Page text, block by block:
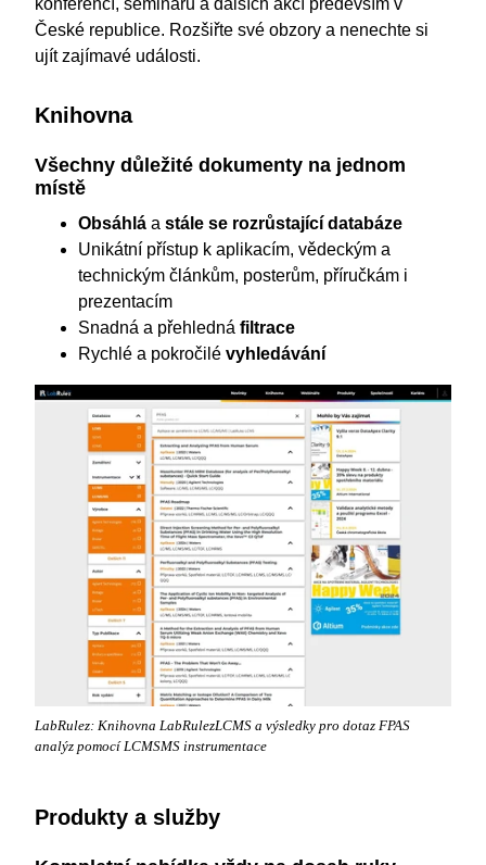
České republice. Rozšiřte své obzory a nenechte si
ujít zajímavé události.
Knihovna
Všechny důležité dokumenty na jednom
místě
Obsáhlá a stále se rozrůstající databáze
Unikátní přístup k aplikacím, vědeckým a
technickým článkům, posterům, příručkám i
prezentacím
Snadná a přehledná filtrace
Rychlé a pokročilé vyhledávání
LabRulez: Knihovna LabRulezLCMS a výsledky pro dotaz FPAS
analýz pomocí LCMSMS instrumentace
Produkty a služby